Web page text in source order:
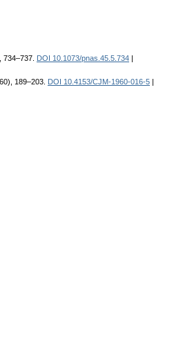
734–737. DOI 10.1073/pnas.45.5.734
189–203. DOI 10.4153/CJM-1960-016-5